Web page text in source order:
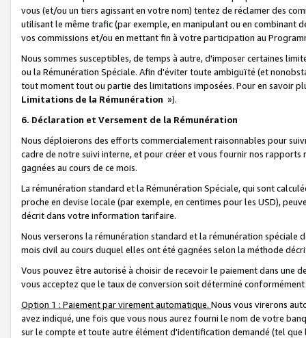
vous (et/ou un tiers agissant en votre nom) tentez de réclamer des
utilisant le même trafic (par exemple, en manipulant ou en combinant
vos commissions et/ou en mettant fin à votre participation au
Nous sommes susceptibles, de temps à autre, d'imposer certaines
ou la Rémunération Spéciale. Afin d'éviter toute ambiguïté (et
tout moment tout ou partie des limitations imposées. Pour en savoir
Limitations de la Rémunération »).
6. Déclaration et Versement de la Rémunération
Nous déploierons des efforts commercialement raisonnables pour
cadre de notre suivi interne, et pour créer et vous fournir nos
gagnées au cours de ce mois.
La rémunération standard et la Rémunération Spéciale, qui sont
proche en devise locale (par exemple, en centimes pour les USD),
décrit dans votre information tarifaire.
Nous verserons la rémunération standard et la rémunération spéciale
mois civil au cours duquel elles ont été gagnées selon la méthode
Vous pouvez être autorisé à choisir de recevoir le paiement dans une
vous acceptez que le taux de conversion soit déterminé
Option 1 : Paiement par virement automatique. Nous vous virerons
avez indiqué, une fois que vous nous aurez fourni le nom de votre
sur le compte et toute autre élément d'identification demandé (tel que